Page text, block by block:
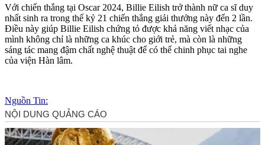
Với chiến thắng tại Oscar 2024, Billie Eilish trở thành nữ ca sĩ duy
nhất sinh ra trong thế kỷ 21 chiến thắng giải thưởng này đến 2 lần.
Điều này giúp Billie Eilish chứng tỏ được khả năng viết nhạc của
mình không chỉ là những ca khúc cho giới trẻ, mà còn là những
sáng tác mang đậm chất nghệ thuật để có thể chinh phục tai nghe
của viện Hàn lâm.
Nguồn Tin: